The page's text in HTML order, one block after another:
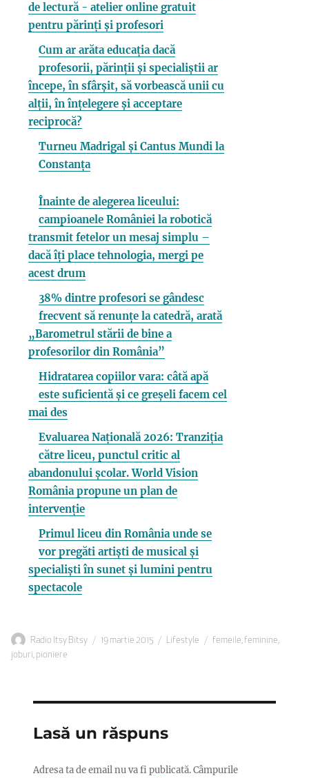
de lectură - atelier online gratuit
pentru părinți și profesori
Cum ar arăta educația dacă
profesorii, părinții și specialiștii ar
începe, în sfârșit, să vorbească unii cu
alții, în înțelegere și acceptare
reciprocă?
Turneu Madrigal și Cantus Mundi la
Constanța
Înainte de alegerea liceului:
campioanele României la robotică
transmit fetelor un mesaj simplu –
dacă îți place tehnologia, mergi pe
acest drum
38% dintre profesori se gândesc
frecvent să renunțe la catedră, arată
„Barometrul stării de bine a
profesorilor din România”
Hidratarea copiilor vara: câtă apă
este suficientă și ce greșeli facem cel
mai des
Evaluarea Națională 2026: Tranziția
către liceu, punctul critic al
abandonului școlar. World Vision
România propune un plan de
intervenție
Primul liceu din România unde se
vor pregăti artiști de musical și
specialiști în sunet și lumini pentru
spectacole
Autor
Radio Itsy Bitsy
Publicat
19 martie 2015 Categorii
Lifestyle Etichete
femeile,feminine,
joburi, pioniere
Lasă un răspuns
Adresa ta de email nu va fi publicată.Câmpurile